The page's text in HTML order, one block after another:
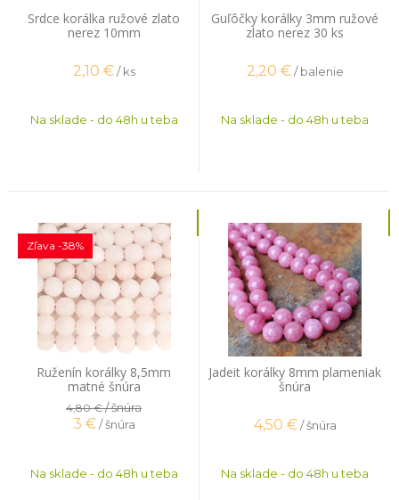
Srdce korálka ružové zlato
nerez 10mm
2,10 € / ks
Na sklade - do 48h u teba
Guľôčky korálky 3mm ružové
zlato nerez 30 ks
2,20 € / balenie
Na sklade - do 48h u teba
Ruženín korálky 8,5mm
matné šnúra
Zľava -38%
4,80 €/ šnúra
3 € / šnúra
Na sklade - do 48h u teba
Jadeit korálky 8mm plameniak
šnúra
4,50 € / šnúra
Na sklade - do 48h u teba